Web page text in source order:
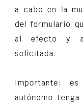
a cabo en la
del formulario
al efecto y
solicitada.
Importante:
autónomo